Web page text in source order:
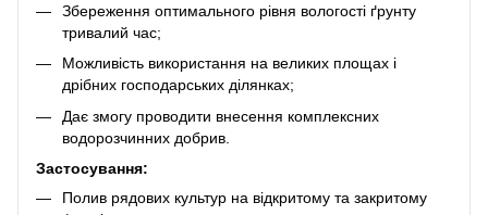
Збереження оптимального рівня вологості ґрунту
тривалий час;
Можливість використання на великих площах і
дрібних господарських ділянках;
Дає змогу проводити внесення комплексних
водорозчинних добрив.
Застосування:
Полив рядових культур на відкритому та закритому